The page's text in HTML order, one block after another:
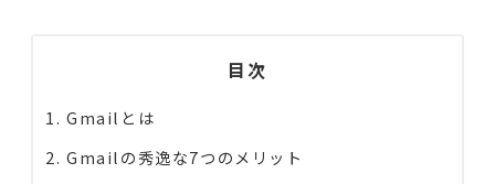
目次
Gmailとは
Gmailの秀逸な7つのメリット